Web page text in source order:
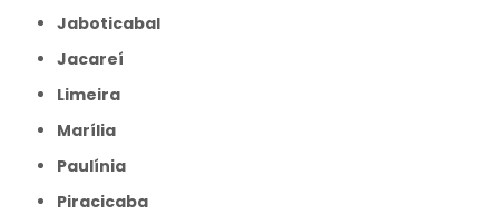
Jaboticabal
Jacareí
Limeira
Marília
Paulínia
Piracicaba